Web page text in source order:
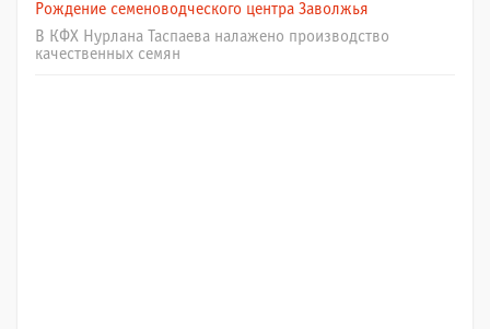
Рождение семеноводческого центра Заволжья
В КФХ Нурлана Таспаева налажено производство
качественных семян